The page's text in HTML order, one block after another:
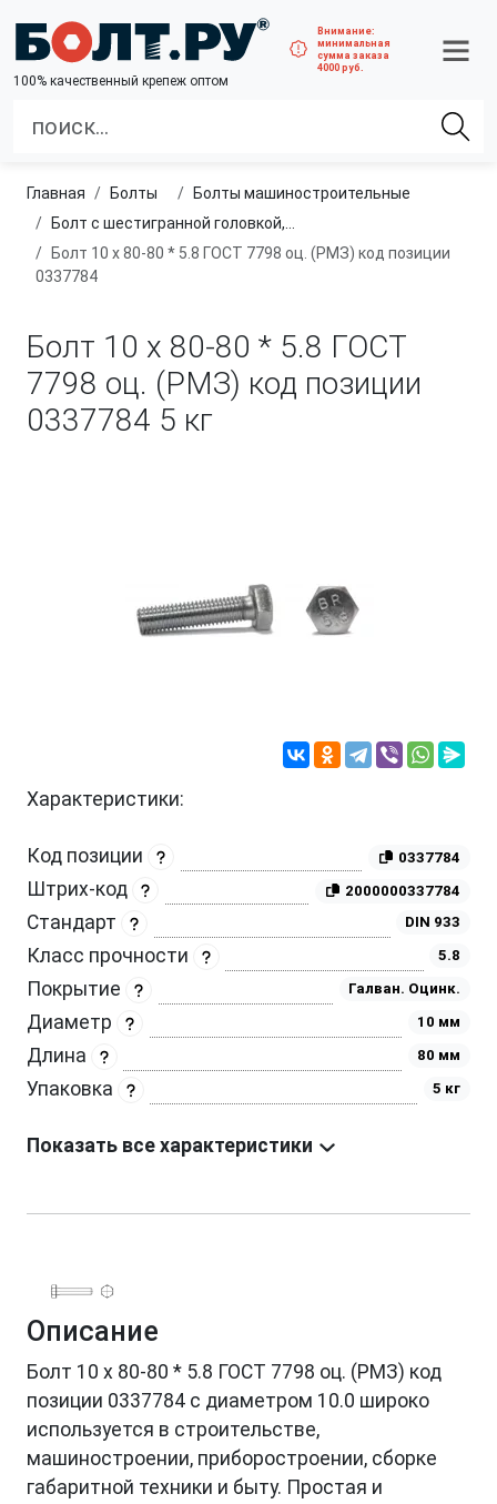
100% качественный крепеж оптом
Внимание:
минимальная
сумма заказа
4000 руб.
Главная болты
болты машиностроительные
Болт с шестигранной головкой, полная резьба, класс прочности 4.8 и 5.8
Болт 10 х 80-80 * 5.8 ГОСТ 7798 оц. (РМЗ) код позиции
0337784
Болт 10 х 80-80 * 5.8 ГОСТ
7798 оц. (РМЗ) код позиции
0337784 5 кг
Характеристики:
Код позиции 0337784
Штрих-код 2000000337784
Стандарт DIN 933
Класс прочности 5.8
Покрытие Галван. Оцинк.
Диаметр 10 мм
Длина 80 мм
Упаковка 5 кг
Показать все характеристики
Описание
Болт 10 х 80-80 * 5.8 ГОСТ 7798 оц. (РМЗ) код
позиции 0337784 с диаметром 10.0 широко
используется в строительстве,
машиностроении, приборостроении, сборке
габаритной техники и быту. Простая и